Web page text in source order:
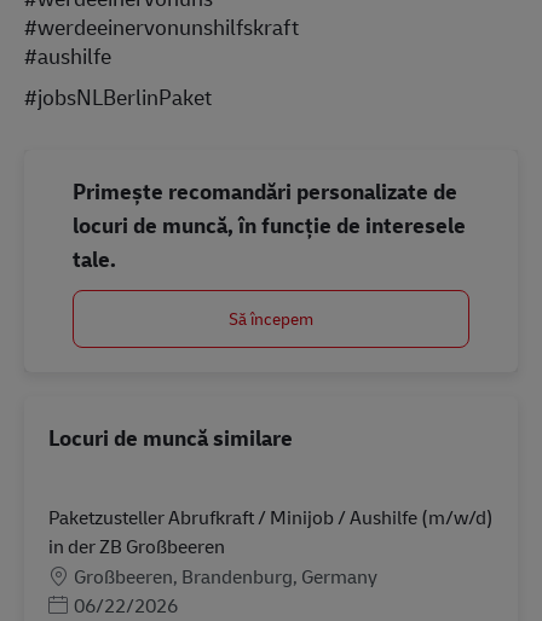
#werdeeinervonunshilfskraft
#aushilfe
#jobsNLBerlinPaket
Primește recomandări personalizate de
locuri de muncă, în funcție de interesele
tale.
Să începem
Locuri de muncă similare
Paketzusteller Abrufkraft / Minijob / Aushilfe (m/w/d)
in der ZB Großbeeren
Locație
Großbeeren, Brandenburg, Germany
Posted Date
06/22/2026